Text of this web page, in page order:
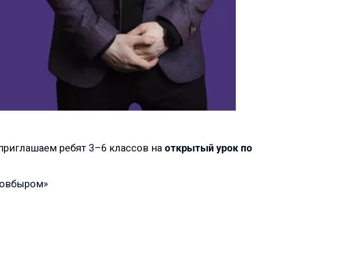
ребят 3–6 классов на открытый урок по